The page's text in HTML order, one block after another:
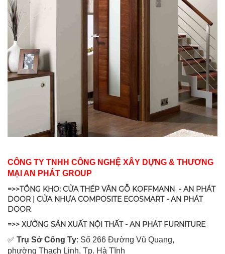
CÔNG TY TNHH CÔNG NGHỆ XÂY DỰNG & THƯƠNG
MẠI AN PHÁT GROUP
=>>TỔNG KHO: CỬA THÉP VÂN GỖ KOFFMANN - AN PHÁT
DOOR | CỬA NHỰA COMPOSITE ECOSMART - AN PHÁT
DOOR
=>> XƯỞNG SẢN XUẤT NỘI THẤT - AN PHÁT FURNITURE
✅ Trụ Sở Công Ty: Số 266 Đường Vũ Quang,
phường Thạch Linh, Tp. Hà Tĩnh